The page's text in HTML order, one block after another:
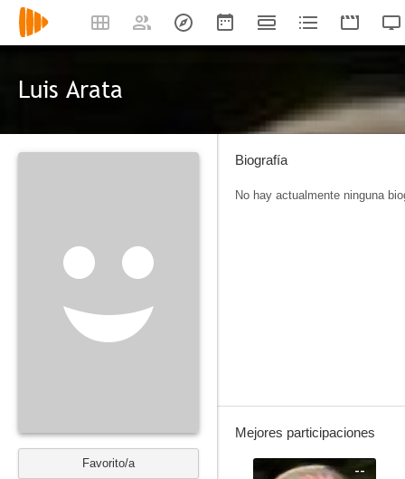
Luis Arata
Favorito/a
Biografía
No hay actualmente ninguna
Mejores participaciones
--